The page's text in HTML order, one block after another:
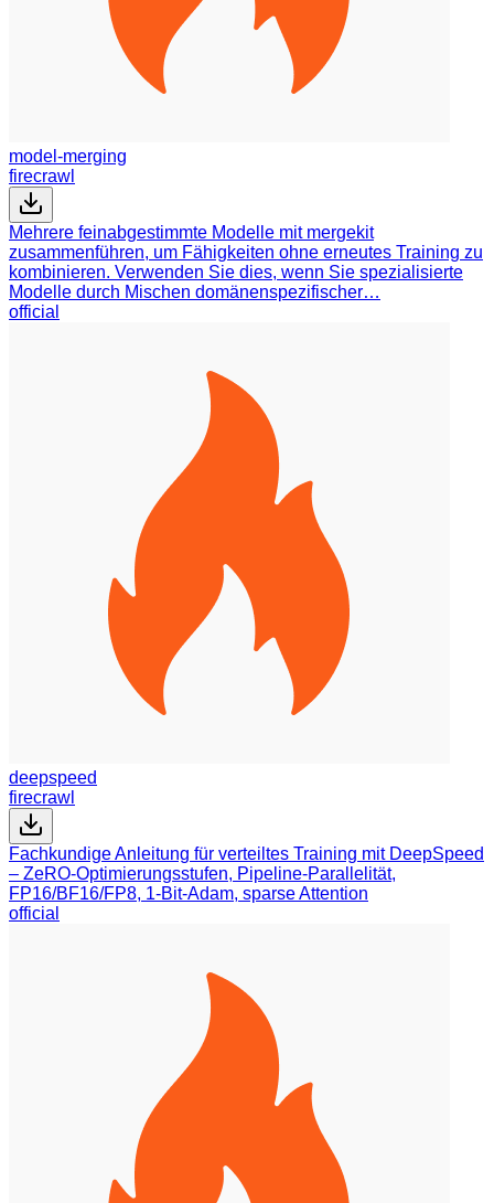
model-merging
firecrawl
Mehrere feinabgestimmte Modelle mit mergekit
zusammenführen, um Fähigkeiten ohne erneutes Training zu
kombinieren. Verwenden Sie dies, wenn Sie spezialisierte
Modelle durch Mischen domänenspezifischer…
official
deepspeed
firecrawl
Fachkundige Anleitung für verteiltes Training mit DeepSpeed
– ZeRO-Optimierungsstufen, Pipeline-Parallelität,
FP16/BF16/FP8, 1-Bit-Adam, sparse Attention
official